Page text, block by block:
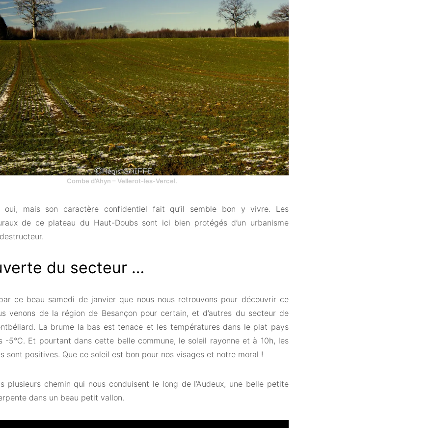
Combe d’Ahyn – Vellerot-les-Vercel.
oui, mais son caractère confidentiel fait qu’il semble bon y vivre. Les
de ce plateau du Haut-Doubs sont ici bien protégés d’un urbanisme
du secteur …
ce beau samedi de janvier que nous nous retrouvons pour découvrir ce
venons de la région de Besançon pour certain, et d’autres du secteur de
La brume la bas est tenace et les températures dans le plat pays
-5°C. Et pourtant dans cette belle commune, le soleil rayonne et à 10h, les
sont positives. Que ce soleil est bon pour nos visages et notre moral !
plusieurs chemin qui nous conduisent le long de l’Audeux, une belle petite
dans un beau petit vallon.